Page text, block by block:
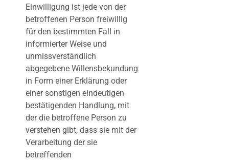
Einwilligung ist jede von der
betroffenen Person freiwillig
für den bestimmten Fall in
informierter Weise und
unmissverständlich
abgegebene Willensbekundung
in Form einer Erklärung oder
einer sonstigen eindeutigen
bestätigenden Handlung, mit
der die betroffene Person zu
verstehen gibt, dass sie mit der
Verarbeitung der sie
betreffenden